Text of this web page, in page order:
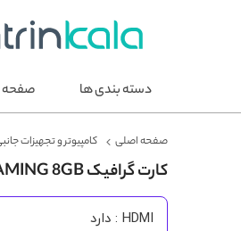
دسته بندی ها
صفحه
صفحه اصلی کامپیوتر و تجهیزات
کارت گرافیک RTX 3070 EVGA XC3 BLACK GAMING 8GB
HDMI : دارد